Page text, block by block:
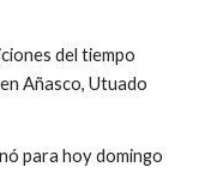
del tiempo
Añasco, Utuado
para hoy domingo